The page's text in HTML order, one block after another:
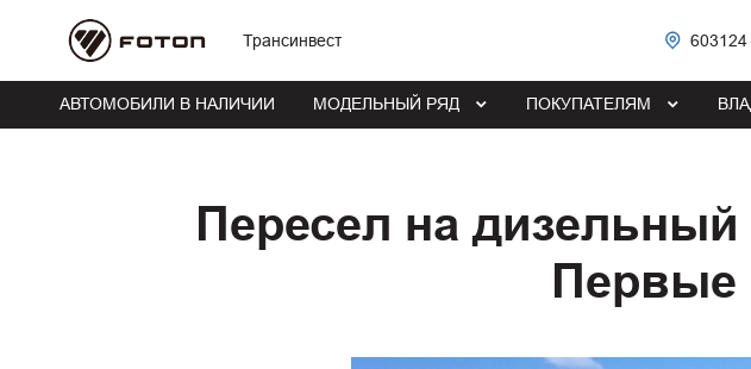
Трансинвест 603124
АВТОМОБИЛИ В НАЛИЧИИ МОДЕЛЬНЫЙ РЯД ПОКУПАТЕЛЯМ
Пересел на дизельный
Первые